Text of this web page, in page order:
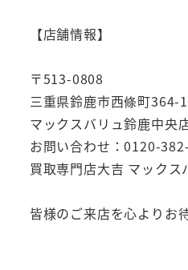
【店舗情報】
〒513-0808
三重県鈴鹿市西條町364-1
マックスバリュ鈴鹿中央
お問い合わせ：0120-
買取専門店大吉 マックス
皆様のご来店を心よりお